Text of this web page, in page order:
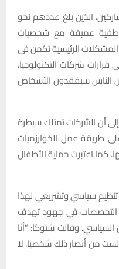
الذين بلغ عددهم نحو
عميقة مع شخصيات
المشكلات الرئيسية تكمن في
شركات التكنولوجيا،
الناس سيفقدون الأشخاص
أن الشركات تمتلك سيطرة
طريقة عمل الخوارزميات
كما اعتبرت حماية الأطفال
تنظيم سياسي وتشريعي لهذا
التخصصات في جهود تهدف
وقالت شتوكا: “أنا
من أنصار ذلك شخصيا. لا